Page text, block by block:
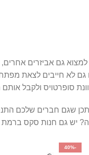
למצוא גם אביזרים
חייבים לצאת מפתח
שגם חברים שלכם
יש גם חנות סקס ברמת
-40%